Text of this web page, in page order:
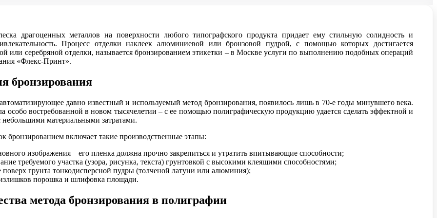
драгоценных металлов на поверхности любого типографского продукта придает ему стильную солидность и
Процесс отделки наклеек алюминиевой или бронзовой пудрой, с помощью которых достигается
или серебряной отделки, называется бронзированием этикетки – в Москве услуги по выполнению подобных операций
«Флекс-Принт».
бронзирования
давно известный и используемый метод бронзирования, появилось лишь в 70-е годы минувшего века.
особо востребованной в новом тысячелетии – с ее помощью полиграфическую продукцию удается сделать эффектной и
небольшими материальными затратами.
бронзированием включает такие производственные этапы:
изображения – его пленка должна прочно закрепиться и утратить впитывающие способности;
требуемого участка (узора, рисунка, текста) грунтовкой с высокими клеящими способностями;
поверх грунта тонкодисперсной пудры (толченой латуни или алюминия);
порошка и шлифовка площади.
метода бронзирования в полиграфии